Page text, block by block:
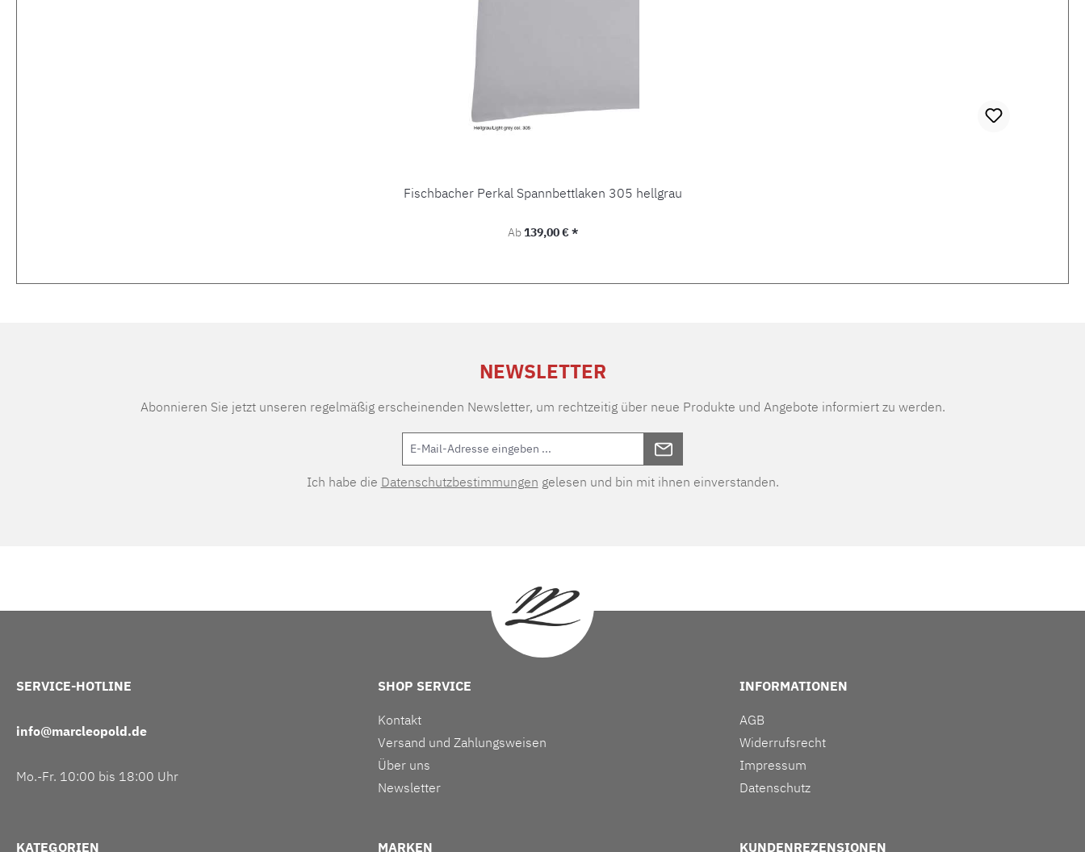
Fischbacher Perkal Spannbettlaken 305 hellgrau
Regulärer Preis:
Ab139,00 € *
NEWSLETTER
Abonnieren Sie jetzt unseren regelmäßig erscheinenden Newsletter, um rechtzeitig über neue Produkte und Angebote informiert zu werden.
Ich habe die Datenschutzbestimmungen gelesen und bin mit ihnen einverstanden.
SERVICE-HOTLINE
info@marcleopold.de
Mo.-Fr. 10:00 bis 18:00 Uhr
SHOP SERVICE
Kontakt
Versand und Zahlungsweisen
Über uns
Newsletter
INFORMATIONEN
AGB
Widerrufsrecht
Impressum
Datenschutz
KATEGORIEN MARKEN KUNDENREZENSIONEN